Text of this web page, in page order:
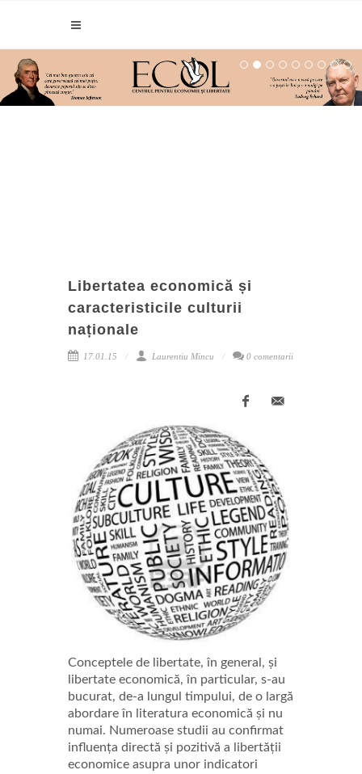
Libertatea economică și
caracteristicile culturii
naționale
17.01.15 Laurentiu Mincu 0 comentarii
Conceptele de libertate, în general, și
libertate economică, în particular, s-au
bucurat, de-a lungul timpului, de o largă
abordare în literatura economică și nu
numai. Numeroase studii au confirmat
influența directă și pozitivă a libertății
economice asupra unor indicatori